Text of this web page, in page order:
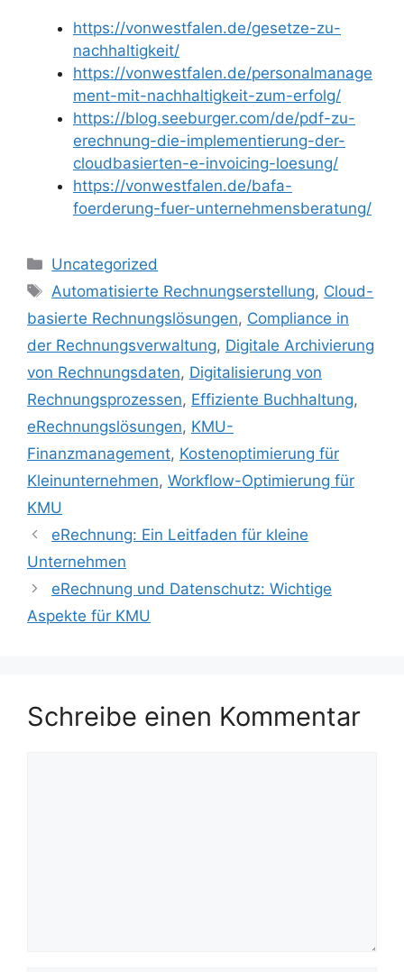
https://vonwestfalen.de/gesetze-zu-
nachhaltigkeit/
https://vonwestfalen.de/personalmanage
ment-mit-nachhaltigkeit-zum-erfolg/
https://blog.seeburger.com/de/pdf-zu-
erechnung-die-implementierung-der-
cloudbasierten-e-invoicing-loesung/
https://vonwestfalen.de/bafa-
foerderung-fuer-unternehmensberatung/
Kategorien
Uncategorized
Schlagwörter
Automatisierte Rechnungserstellung, Cloud-
basierte Rechnungslösungen, Compliance in
der Rechnungsverwaltung, Digitale Archivierung
von Rechnungsdaten, Digitalisierung von
Rechnungsprozessen, Effiziente Buchhaltung,
eRechnungslösungen, KMU-
Finanzmanagement, Kostenoptimierung für
Kleinunternehmen, Workflow-Optimierung für
KMU
eRechnung: Ein Leitfaden für kleine
Unternehmen
eRechnung und Datenschutz: Wichtige
Aspekte für KMU
Schreibe einen Kommentar